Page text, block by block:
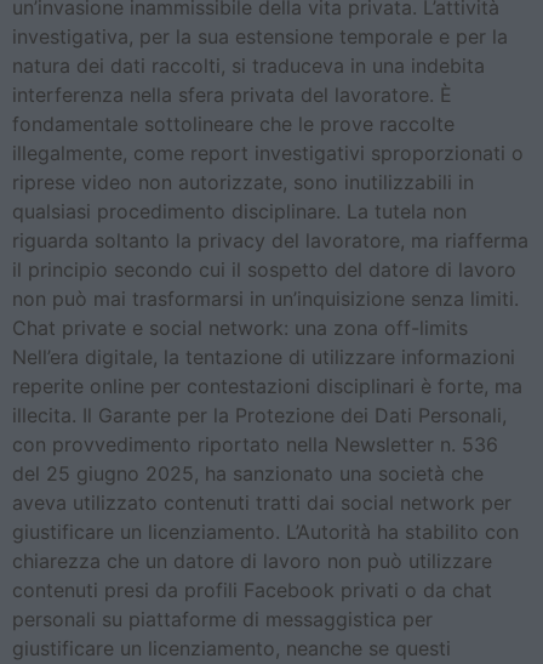
un’invasione inammissibile della vita privata. L’attività
investigativa, per la sua estensione temporale e per la
natura dei dati raccolti, si traduceva in una indebita
interferenza nella sfera privata del lavoratore. È
fondamentale sottolineare che le prove raccolte
illegalmente, come report investigativi sproporzionati o
riprese video non autorizzate, sono inutilizzabili in
qualsiasi procedimento disciplinare. La tutela non
riguarda soltanto la privacy del lavoratore, ma riafferma
il principio secondo cui il sospetto del datore di lavoro
non può mai trasformarsi in un’inquisizione senza limiti.
Chat private e social network: una zona off-limits
Nell’era digitale, la tentazione di utilizzare informazioni
reperite online per contestazioni disciplinari è forte, ma
illecita. Il Garante per la Protezione dei Dati Personali,
con provvedimento riportato nella Newsletter n. 536
del 25 giugno 2025, ha sanzionato una società che
aveva utilizzato contenuti tratti dai social network per
giustificare un licenziamento. L’Autorità ha stabilito con
chiarezza che un datore di lavoro non può utilizzare
contenuti presi da profili Facebook privati o da chat
personali su piattaforme di messaggistica per
giustificare un licenziamento, neanche se questi